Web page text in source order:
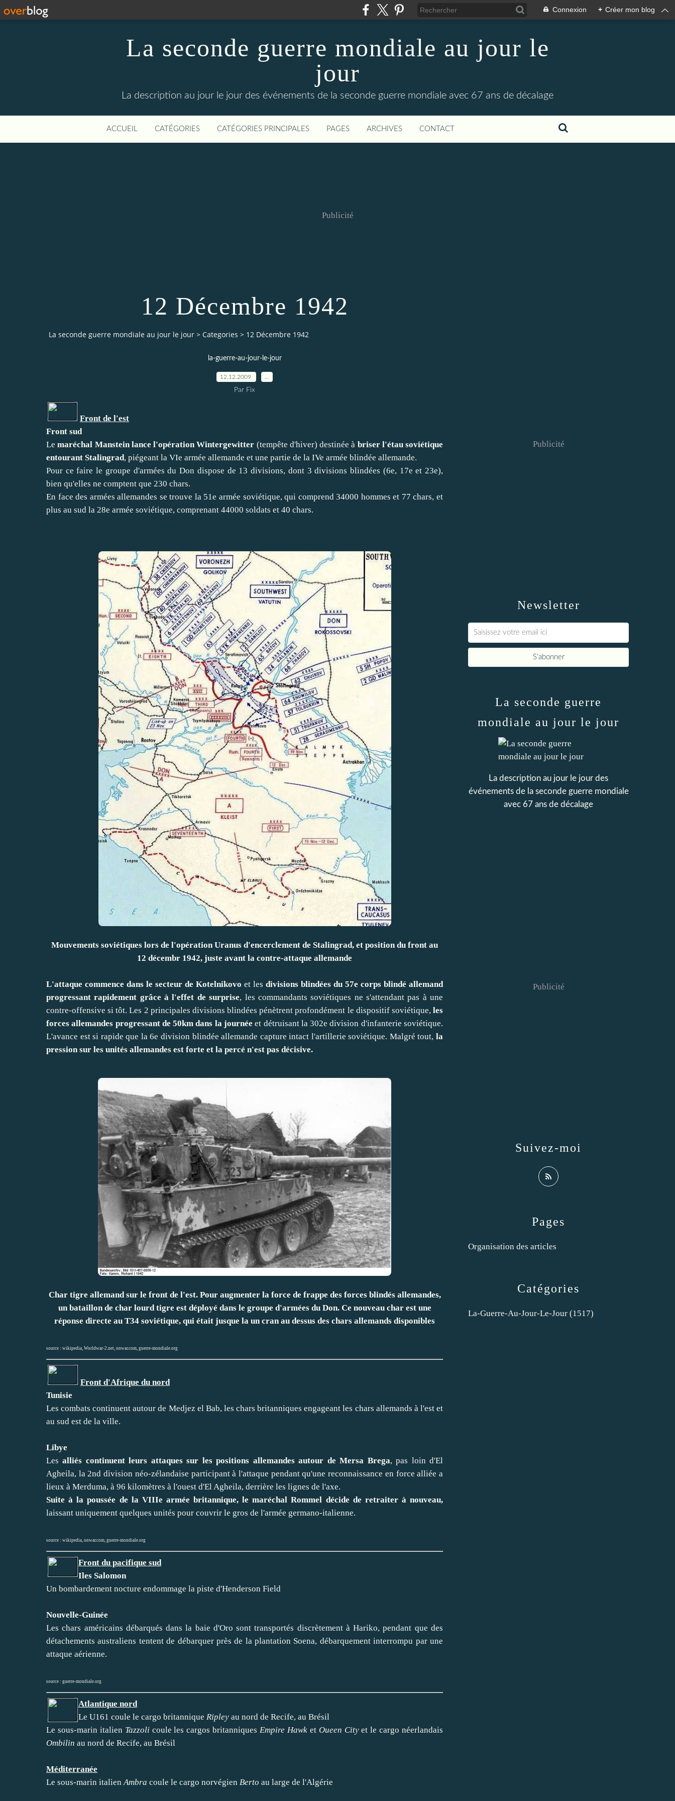
Connexion + Créer mon blog
La seconde guerre mondiale au jour le
jour
La description au jour le jour des événements de la seconde guerre mondiale avec 67 ans de décalage
ACCUEIL CATÉGORIES CATÉGORIES PRINCIPALES PAGES ARCHIVES CONTACT
Publicité
12 Décembre 1942
La seconde guerre mondiale au jour le jour > Categories > 12 Décembre 1942
la-guerre-au-jour-le-jour
12.12.2009
Par Fix
Front de l'est
Front sud
Lemaréchal Manstein lance l'opération Wintergewitter (tempête d'hiver) destinée à briser l'étau soviétique
entourant Stalingrad, piégeant la VIe armée allemande et une partie de la IVe armée blindée allemande.
Pour ce faire le groupe d'armées du Don dispose de 13 divisions, dont 3 divisions blindées (6e, 17e et 23e),
bien qu'elles ne comptent que 230 chars.
En face des armées allemandes se trouve la 51e armée soviétique, qui comprend 34000 hommes et 77 chars, et
plus au sud la 28e armée soviétique, comprenant 44000 soldats et 40 chars.
Mouvements soviétiques lors de l'opération Uranus d'encerclement de Stalingrad, et position du front au
12 décembr 1942, juste avant la contre-attaque allemande
L'attaque commence dans le secteur de Kotelnikovo et les divisions blindées du 57e corps blindé allemand
progressant rapidement grâce à l'effet de surprise, les commandants soviétiques ne s'attendant pas à une
contre-offensive si tôt. Les 2 principales divisions blindées pénètrent profondément le dispositif soviétique, les
forces allemandes progressant de 50km dans la journée et détruisant la 302e division d'infanterie soviétique.
L'avance est si rapide que la 6e division blindée allemande capture intact l'artillerie soviétique. Malgré tout, la
pression sur les unités allemandes est forte et la percé n'est pas décisive.
Char tigre allemand sur le front de l'est. Pour augmenter la force de frappe des forces blindés allemandes,
un bataillon de char lourd tigre est déployé dans le groupe d'armées du Don. Ce nouveau char est une
réponse directe au T34 soviétique, qui était jusque la un cran au dessus des chars allemands disponibles
source : wikipedia Worldwar-2.net onwar.com guerre-mondiale.org
Front d'Afrique du nord
Tunisie
Les combats continuent autour de Medjez el Bab, les chars britanniques engageant les chars allemands à l'est et
au sud est de la ville.
Libye
Lesalliés continuent leurs attaques sur les positions allemandes autour de Mersa Brega, pas loin d'El
Agheila, la 2nd division néo-zélandaise participant à l'attaque pendant qu'une reconnaissance en force alliée a
lieux à Merduma, à 96 kilomètres à l'ouest d'El Agheila, derrière les lignes de l'axe.
Suite à la poussée de la VIIIe armée britannique, le maréchal Rommel décide de retraiter à nouveau,
laissant uniquement quelques unités pour couvrir le gros de l'armée germano-italienne.
source : wikipedia onwar.com guerre-mondiale.org
Front du pacifique sud
Iles Salomon
Un bombardement nocture endommage la piste d'Henderson Field
Nouvelle-Guinée
Les chars américains débarqués dans la baie d'Oro sont transportés discrètement à Hariko, pendant que des
détachements australiens tentent de débarquer près de la plantation Soena, débarquement interrompu par une
attaque aérienne.
source : guerre-mondiale.org
Atlantique nord
Le U161 coule le cargo britannique Ripley au nord de Recife, au Brésil
Le sous-marin italien Tazzoli coule les cargos britanniques Empire Hawket Oueen Cityet le cargo néerlandais
Ombilin au nord de Recife, au Brésil
Méditerranée
Le sous-marin italien Ambra coule le cargo norvégien Berto au large de l'Algérie
Newsletter
Publicité
Catégories
La-Guerre-Au-Jour-Le-Jour (1517)
Pages
Organisation des articles
La seconde guerre
mondiale au jour le jour
La description au jour le jour des
événements de la seconde guerre mondiale
avec 67 ans de décalage
Suivez-moi
Publicité